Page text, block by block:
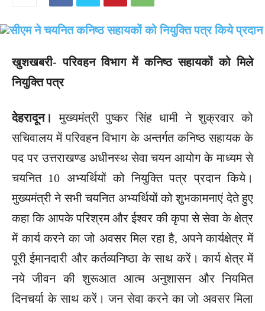
खुशखबरी- परिवहन विभाग में कनिष्ठ सहायकों को मिले
नियुक्ति पत्र
देहरादून।
मुख्यमंत्री पुष्कर सिंह धामी ने शुक्रवार को
सचिवालय में परिवहन विभाग के अन्तर्गत कनिष्ठ सहायक के
पद पर उत्तराखण्ड अधीनस्थ सेवा चयन आयोग के माध्यम से
चयनित 10 अभ्यर्थियों को नियुक्ति पत्र प्रदान किये।
मुख्यमंत्री ने सभी चयनित अभ्यर्थियों को शुभकामनाएं देते हुए
कहा कि आपके परिश्रम और ईश्वर की कृपा से सेवा के क्षेत्र
में कार्य करने का जो अवसर मिल रहा है, अपने कार्यक्षेत्र में
पूरी ईमानदारी और कर्तव्यनिष्ठा के साथ करें। कार्य क्षेत्र में
नये जीवन की शुरूआत आत्म अनुशासन और नियमित
दिनचर्या के साथ करें। जन सेवा करने का जो अवसर मिला